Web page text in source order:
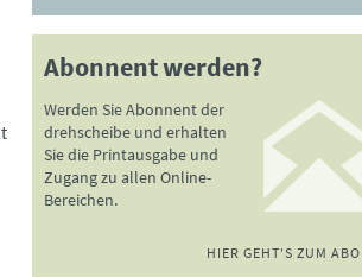
Abonnent werden?
Werden Sie Abonnent der
drehscheibe und erhalten
Sie die Printausgabe und
Zugang zu allen Online-
Bereichen.
HIER GEHT'S ZUM ABO